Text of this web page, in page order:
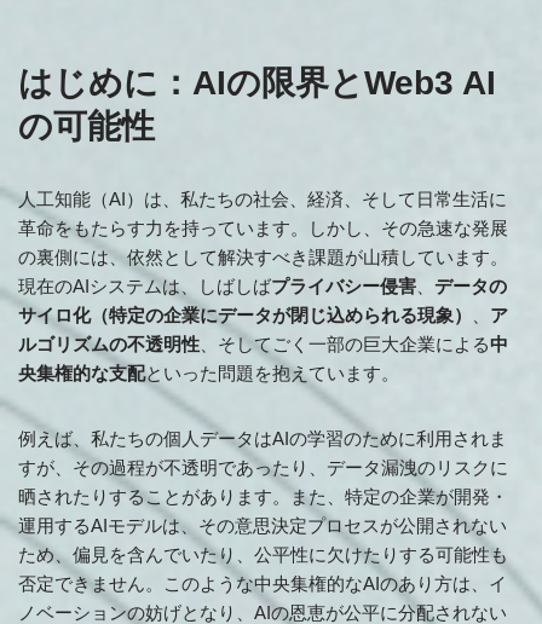
はじめに：AIの限界とWeb3 AI
の可能性
人工知能（AI）は、私たちの社会、経済、そして日常生活に
革命をもたらす力を持っています。しかし、その急速な発展
の裏側には、依然として解決すべき課題が山積しています。
現在のAIシステムは、しばしばプライバシー侵害
データの
サイロ化（特定の企業にデータが閉じ込められる現象）
ア
ルゴリズムの不透明性 、そしてごく一部の巨大企業による中
央集権的な支配といった問題を抱えています。
例えば、私たちの個人データはAIの学習のために利用されま
すが、その過程が不透明であったり、データ漏洩のリスクに
晒されたりすることがあります。また、特定の企業が開発・
運用するAIモデルは、その意思決定プロセスが公開されない
ため、偏見を含んでいたり、公平性に欠けたりする可能性も
否定できません。このような中央集権的なAIのあり方は、イ
ノベーションの妨げとなり、AIの恩恵が公平に分配されない